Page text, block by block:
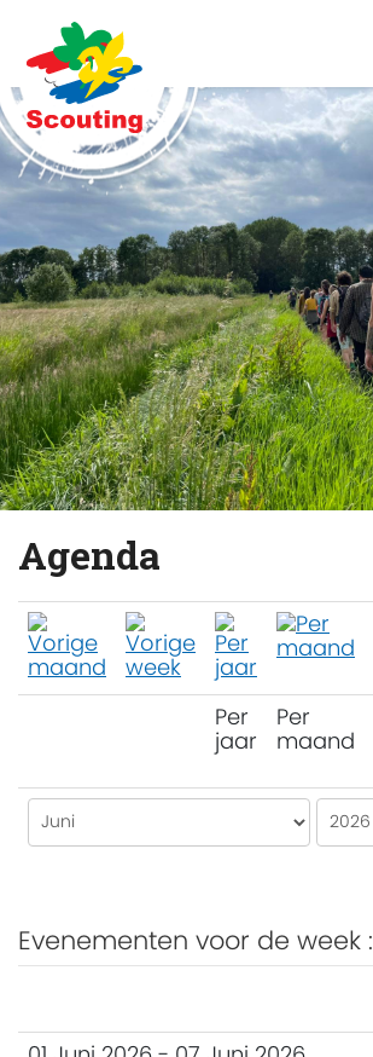
Agenda
Per
jaar
Per
maand
Evenementen voor de week :